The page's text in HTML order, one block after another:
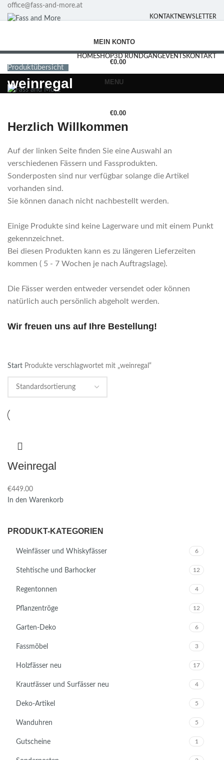
office@fass-and-more.at
KONTAKTNEWSLETTER
MEIN KONTO
€0.00
MENU
€0.00
HOMESHOP3D RUNDGANGEVENTSKONTAKT
Produktübersicht
weinregal
PRODUKT-KATEGORIEN
Weinfässer und Whiskyfässer 6
Stehtische und Barhocker 12
Regentonnen 4
Pflanzentröge 12
Garten-Deko 6
Fassmöbel 3
Holzfässer neu 17
Krautfässer und Surfässer neu 4
Deko-Artikel 5
Wanduhren 5
Gutscheine 1
Herzlich Willkommen
Auf der linken Seite finden Sie eine Auswahl an
verschiedenen Fässern und Fassprodukten.
Sonderposten sind nur verfügbar solange die Artikel
vorhanden sind.
Sie können danach nicht nachbestellt werden.
Einige Produkte sind keine Lagerware und mit einem Punkt
gekennzeichnet.
Bei diesen Produkten kann es zu längeren Lieferzeiten
kommen ( 5 - 7 Wochen je nach Auftragslage).
Die Fässer werden entweder versendet oder können
natürlich auch persönlich abgeholt werden.
Wir freuen uns auf Ihre Bestellung!
Start Produkte verschlagwortet mit „weinregal“
Weinregal
€
In den Warenkorb